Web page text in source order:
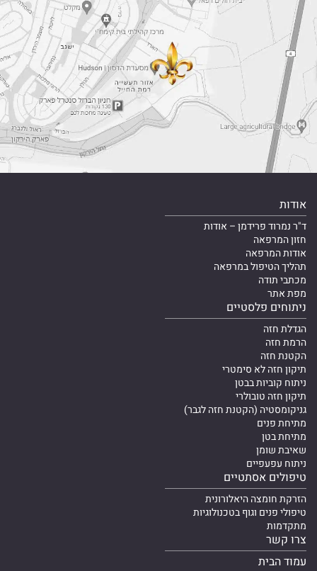
אודות
ד"ר נמרוד פרידמן – אודות
חזון המרפאה
אודות המרפאה
תהליך הטיפול במרפאה
מכתבי תודה
מפת אתר
ניתוחים פלסטיים
הגדלת חזה
הרמת חזה
הקטנת חזה
תיקון חזה לא סימטרי
ניתוח קוביות בבטן
תיקון חזה טובולרי
גניקומסטיה (הקטנת חזה לגבר)
מתיחת פנים
מתיחת בטן
שאיבת שומן
ניתוח עפעפיים
טיפולים אסתטיים
הזרקת חומצה היאלורונית
טיפולי פנים וגוף בטכנולוגיות
מתקדמות
צרו קשר
עמוד הבית